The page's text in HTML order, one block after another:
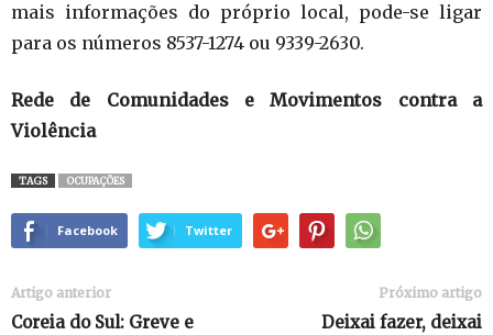
mais informações do próprio local, pode-se ligar
para os números 8537-1274 ou 9339-2630.
Rede de Comunidades e Movimentos contra a
Violência
TAGS OCUPAÇÕES
Facebook Twitter
Artigo anterior
Coreia do Sul: Greve e
Próximo artigo
Deixai fazer, deixai